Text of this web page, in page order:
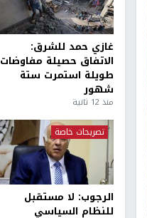
غازي حمد للشرق:
الاتفاق حصيلة مفاوضات
طويلة استمرت ستة
شهور
منذ 12 ثانية
تصريحات خاصة
الرجوب: لا مستقبل
للنظام السياسي